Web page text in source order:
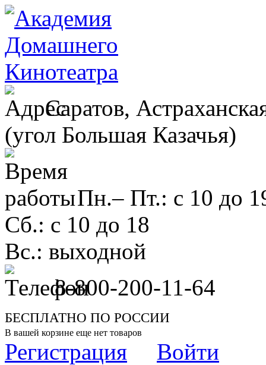
Саратов,
(угол Большая Казачья)
Пн.– Пт.: с 10 до
Сб.: с 10 до 18
Вс.: выходной
8-800-200-11-64
БЕСПЛАТНО ПО РОССИИ
В вашей корзине еще нет товаров
Регистрация
Войти